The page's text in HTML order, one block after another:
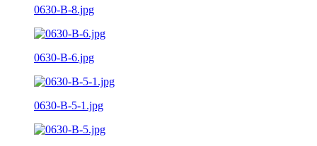
0630-B-8.jpg
0630-B-6.jpg
0630-B-5-1.jpg